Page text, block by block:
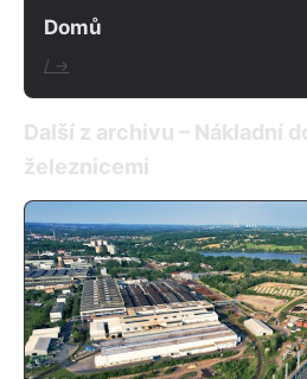
Domů
/ →
Další z archivu – Nákladní
železnicemi